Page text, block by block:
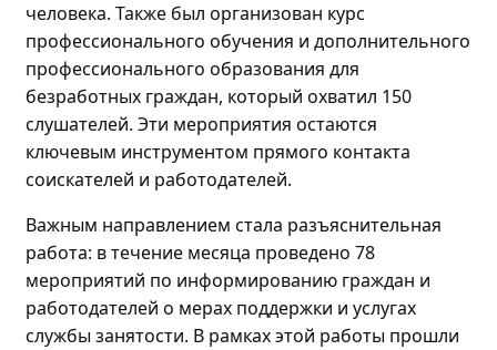
человека. Также был организован курс
профессионального обучения и дополнительного
профессионального образования для
безработных граждан, который охватил 150
слушателей. Эти мероприятия остаются
ключевым инструментом прямого контакта
соискателей и работодателей.
Важным направлением стала разъяснительная
работа: в течение месяца проведено 78
мероприятий по информированию граждан и
работодателей о мерах поддержки и услугах
службы занятости. В рамках этой работы прошли